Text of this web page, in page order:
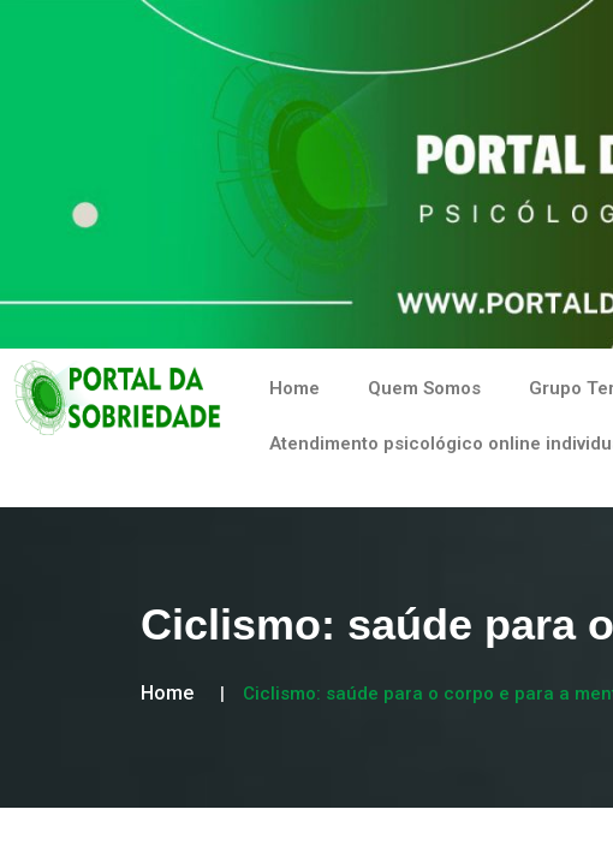
Home Quem Somos Grupo
Atendimento psicológico online
Ciclismo: saúde para
Home Ciclismo: saúde para o corpo e para a